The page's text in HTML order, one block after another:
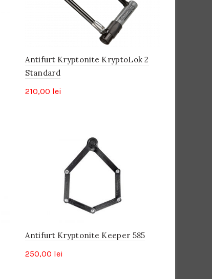
Antifurt Kryptonite KryptoLok 2
Standard
210,00 lei
Antifurt Kryptonite Keeper 585
250,00 lei